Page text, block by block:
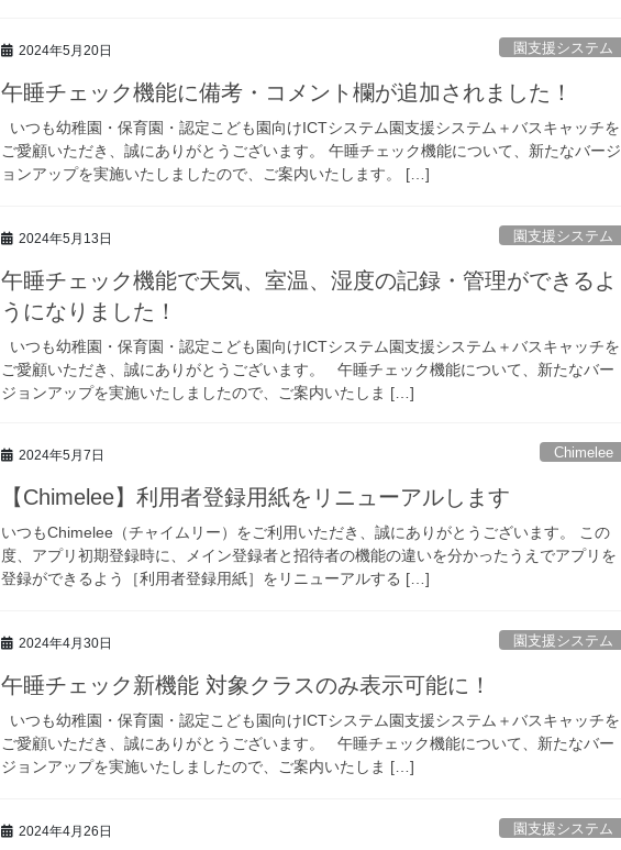
2024年5月20日 園支援システム
午睡チェック機能に備考・コメント欄が追加されました！
いつも幼稚園・保育園・認定こども園向けICTシステム園支援システム＋バスキャッチを
ご愛顧いただき、誠にありがとうございます。 午睡チェック機能について、新たなバージ
ョンアップを実施いたしましたので、ご案内いたします。 […]
2024年5月13日 園支援システム
午睡チェック機能で天気、室温、湿度の記録・管理ができるよ
うになりました！
いつも幼稚園・保育園・認定こども園向けICTシステム園支援システム＋バスキャッチを
ご愛顧いただき、誠にありがとうございます。 午睡チェック機能について、新たなバー
ジョンアップを実施いたしましたので、ご案内いたしま […]
2024年5月7日 Chimelee
【Chimelee】利用者登録用紙をリニューアルします
いつもChimelee（チャイムリー）をご利用いただき、誠にありがとうございます。 この
度、アプリ初期登録時に、メイン登録者と招待者の機能の違いを分かったうえでアプリを
登録ができるよう［利用者登録用紙］をリニューアルする […]
2024年4月30日 園支援システム
午睡チェック新機能 対象クラスのみ表示可能に！
いつも幼稚園・保育園・認定こども園向けICTシステム園支援システム＋バスキャッチを
ご愛顧いただき、誠にありがとうございます。 午睡チェック機能について、新たなバー
ジョンアップを実施いたしましたので、ご案内いたしま […]
2024年4月26日 園支援システム